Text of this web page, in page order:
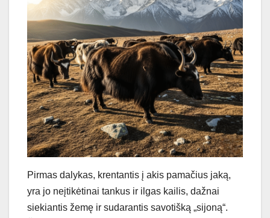
Pirmas dalykas, krentantis į akis pamačius jaką,
yra jo neįtikėtinai tankus ir ilgas kailis, dažnai
siekiantis žemę ir sudarantis savotišką „sijoną“.